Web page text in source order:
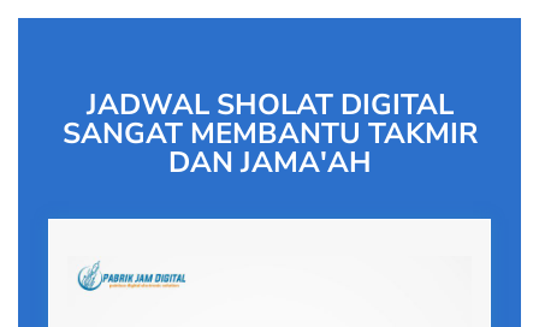
JADWAL SHOLAT DIGITAL
SANGAT MEMBANTU TAKMIR
DAN JAMA'AH